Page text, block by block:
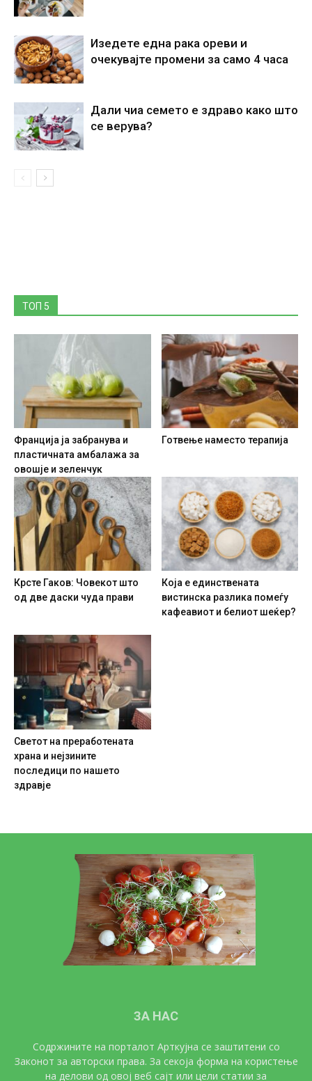
Изедете една рака ореви и
очекувајте промени за само 4 часа
Дали чиа семето е здраво како што
се верува?
ТОП 5
Франција ја забранува и
пластичната амбалажа за
овошје и зеленчук
Готвење наместо терапија
Крсте Гаков: Човекот што
од две даски чуда прави
Која е единствената
вистинска разлика помеѓу
кафеавиот и белиот шеќер?
Светот на преработената
храна и нејзините
последици по нашето
здравје
ЗА НАС
Содржините на порталот Арткујна се заштитени со
Законот за авторски права. За секоја форма на користење
на делови од овој веб сајт или цели статии за